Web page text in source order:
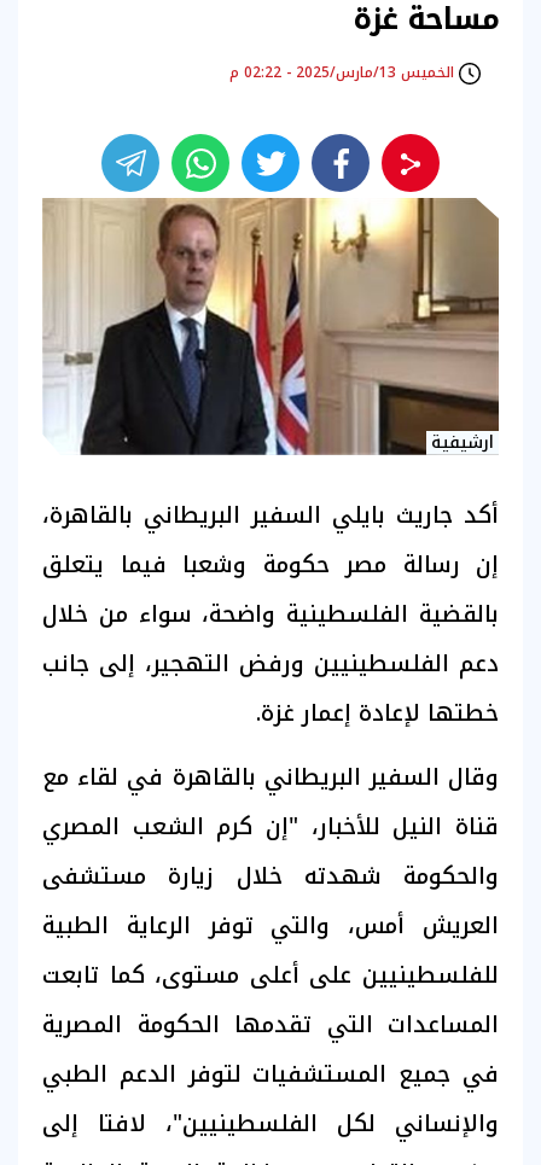
مساحة غزة
الخميس 13/مارس/2025 - 02:22 م
ارشيفية
أكد جاريث بايلي السفير البريطاني بالقاهرة،
إن رسالة مصر حكومة وشعبا فيما يتعلق
بالقضية الفلسطينية واضحة، سواء من خلال
دعم الفلسطينيين ورفض التهجير، إلى جانب
خطتها لإعادة إعمار غزة.
وقال السفير البريطاني بالقاهرة في لقاء مع
قناة النيل للأخبار، "إن كرم الشعب المصري
والحكومة شهدته خلال زيارة مستشفى
العريش أمس، والتي توفر الرعاية الطبية
للفلسطينيين على أعلى مستوى، كما تابعت
المساعدات التي تقدمها الحكومة المصرية
في جميع المستشفيات لتوفر الدعم الطبي
والإنساني لكل الفلسطينيين"، لافتا إلى